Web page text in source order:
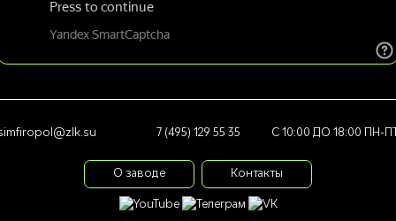
7 (495) 129 55 35 С 10:00 ДО 18:00 ПН-
О заводе Контакты